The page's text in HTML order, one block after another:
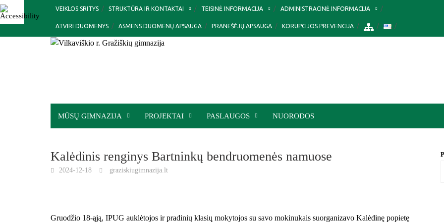
Skip
to
VEIKLOS SRITYS STRUKTŪRA IR KONTAKTAI TEISINĖ INFORMACIJA ADMINISTRACINĖ INFORMACIJA
ATVIRI DUOMENYS ASMENS DUOMENŲ APSAUGA PRANEŠĖJŲ APSAUGA KORUPCIJOS PREVENCIJA
MŪSŲ GIMNAZIJA PROJEKTAI PASLAUGOS NUORODOS
Kalėdinis renginys Bartninkų bendruomenės namuose
2024-12-18 graziskiugimnazija.lt
Gruodžio 18-ąją, IPUG auklėtojos ir pradinių klasių mokytojos su savo mokinukais suorganizavo Kalėdinę popietę